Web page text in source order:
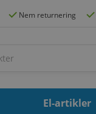
Nem returnering
El-artikler